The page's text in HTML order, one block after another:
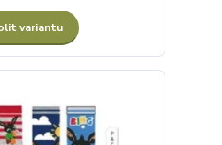
variantu